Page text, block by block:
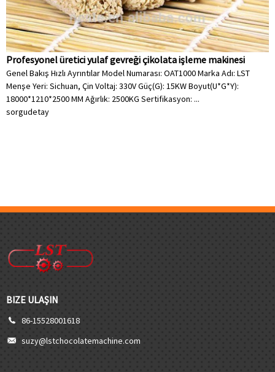
Profesyonel üretici yulaf gevreği çikolata işleme makinesi
Genel Bakış Hızlı Ayrıntılar Model Numarası: OAT1000 Marka Adı: LST
Menşe Yeri: Sichuan, Çin Voltaj: 330V Güç(G): 15KW Boyut(U*G*Y):
18000*1210*2500 MM Ağırlık: 2500KG Sertifikasyon: ...
sorgudetay
BIZE ULAŞIN
86-15528001618
suzy@lstchocolatemachine.com